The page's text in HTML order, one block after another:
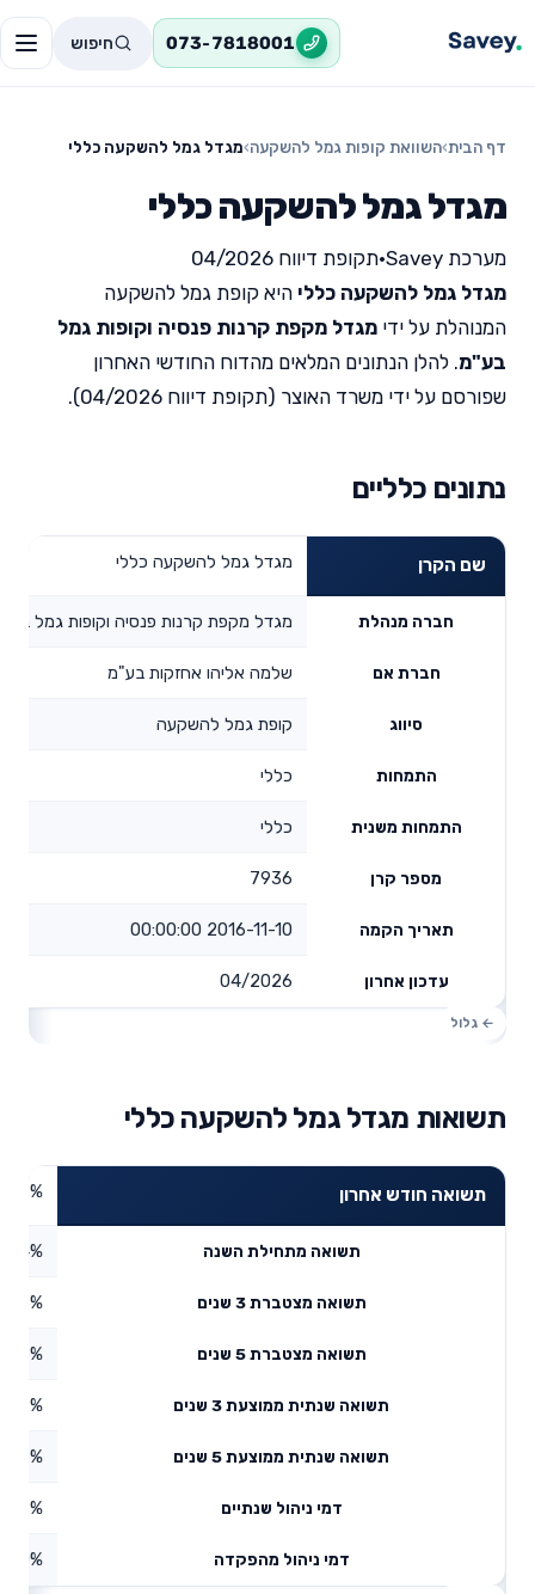
073-7818001 חיפוש
דף הבית›השוואת קופות גמל להשקעה›מגדל גמל להשקעה כללי
מגדל גמל להשקעה כללי
מערכת Savey •תקופת דיווח 04/2026
מגדל גמל להשקעה כללי היא קופת גמל להשקעה
המנוהלת על ידי מגדל מקפת קרנות פנסיה וקופות גמל
בע"מ. להלן הנתונים המלאים מהדוח החודשי האחרון
שפורסם על ידי משרד האוצר (תקופת דיווח 04/2026).
נתונים כלליים
שם הקרן מגדל גמל להשקעה כללי
חברה מנהלת מגדל מקפת קרנות פנסיה וקופות גמל
חברת אם שלמה אליהו אחזקות בע"מ
סיווג קופת גמל להשקעה
התמחות כללי
התמחות משנית כללי
מספר קרן 7936
תאריך הקמה 2016-11-10 00:00:00
עדכון אחרון 04/2026
תשואות מגדל גמל להשקעה כללי
תשואה חודש אחרון
תשואה מתחילת השנה
תשואה מצטברת 3 שנים
תשואה מצטברת 5 שנים
תשואה שנתית ממוצעת 3 שנים
תשואה שנתית ממוצעת 5 שנים 8.19%
דמי ניהול שנתיים
דמי ניהול מהפקדה 0%